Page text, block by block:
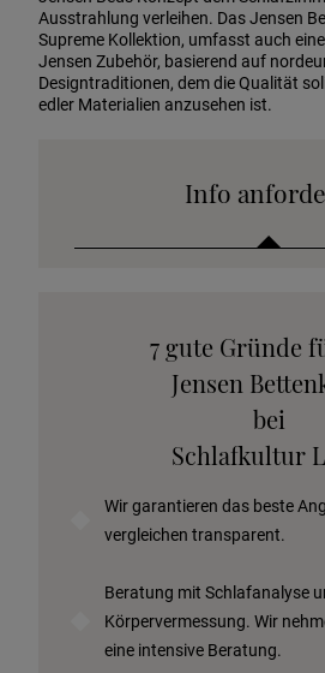
Ausstrahlung verleihen. Das Jensen
Supreme Kollektion, umfasst auch
Jensen Zubehör, basierend auf
Designtraditionen, dem die Qualität
edler Materialien anzusehen ist.
Info
Stoffkollektion
Telefonische Beratung
Angebot
Probeschlafen im
7 gute Gründe
Jensen
bei
Schlafkultur
Wir garantieren das beste
vergleichen transparent.
Beratung mit Schlafanalyse
Körpervermessung. Wir
eine intensive Beratung.